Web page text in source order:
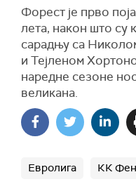
Форест је прво
лета, након што су
сарадњу са
и Тејленом
наредне сезоне
великана.
Евролига КК